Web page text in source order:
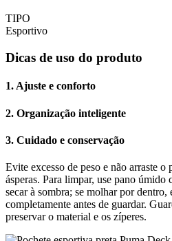
TIPO
Esportivo
Dicas de uso do produto
1. Ajuste e conforto
2. Organização inteligente
3. Cuidado e conservação
Evite excesso de peso e não arraste o
ásperas. Para limpar, use pano úmido
secar à sombra; se molhar por dentro,
completamente antes de guardar.
preservar o material e os zíperes.